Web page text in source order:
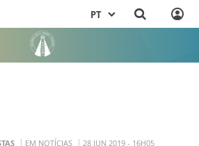
PT
EM NOTÍCIAS
28 JUN 2019 - 16H05